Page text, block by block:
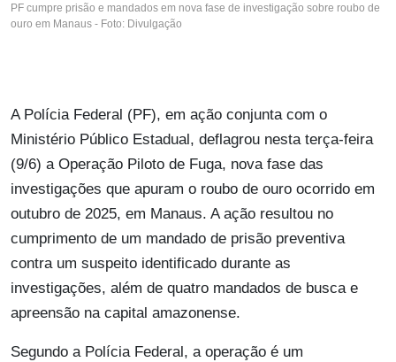
PF cumpre prisão e mandados em nova fase de investigação sobre roubo de
ouro em Manaus - Foto: Divulgação
A Polícia Federal (PF), em ação conjunta com o
Ministério Público Estadual, deflagrou nesta terça-feira
(9/6) a Operação Piloto de Fuga, nova fase das
investigações que apuram o roubo de ouro ocorrido em
outubro de 2025, em Manaus. A ação resultou no
cumprimento de um mandado de prisão preventiva
contra um suspeito identificado durante as
investigações, além de quatro mandados de busca e
apreensão na capital amazonense.
Segundo a Polícia Federal, a operação é um